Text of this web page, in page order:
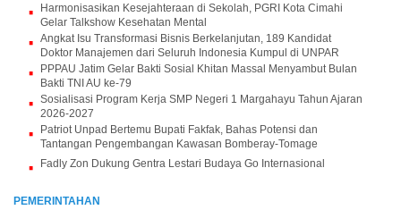
Harmonisasikan Kesejahteraan di Sekolah, PGRI Kota Cimahi
Gelar Talkshow Kesehatan Mental
Angkat Isu Transformasi Bisnis Berkelanjutan, 189 Kandidat
Doktor Manajemen dari Seluruh Indonesia Kumpul di UNPAR
PPPAU Jatim Gelar Bakti Sosial Khitan Massal Menyambut Bulan
Bakti TNI AU ke-79
Sosialisasi Program Kerja SMP Negeri 1 Margahayu Tahun Ajaran
2026-2027
Patriot Unpad Bertemu Bupati Fakfak, Bahas Potensi dan
Tantangan Pengembangan Kawasan Bomberay-Tomage
Fadly Zon Dukung Gentra Lestari Budaya Go Internasional
PEMERINTAHAN